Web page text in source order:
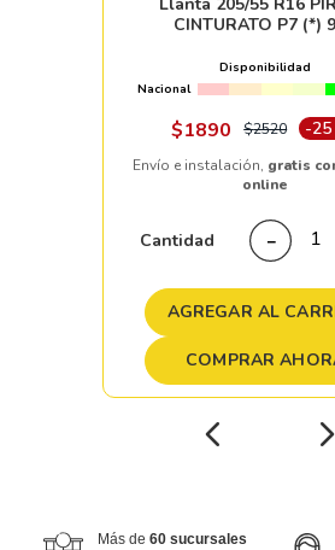
CINTURATO P7 (*)
Disponibilidad
Nacional
$1890 $2520 -
Envío e instalación, gratis
online
Cantidad －
AGREGAR AL
COMPRAR
Más de 60 sucursales